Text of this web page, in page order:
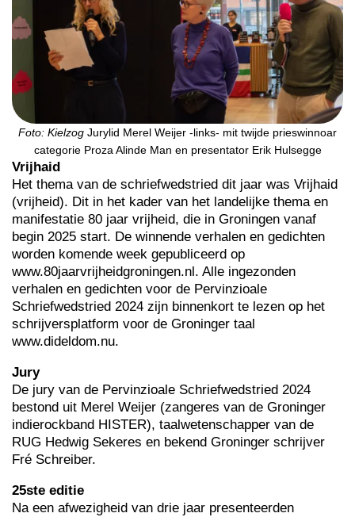
Foto: Kielzog Jurylid Merel Weijer -links- mit twijde prieswinnoar
categorie Proza Alinde Man en presentator Erik Hulsegge
Vrijhaid
Het thema van de schriefwedstried dit jaar was Vrijhaid
(vrijheid). Dit in het kader van het landelijke thema en
manifestatie 80 jaar vrijheid, die in Groningen vanaf
begin 2025 start. De winnende verhalen en gedichten
worden komende week gepubliceerd op
www.80jaarvrijheidgroningen.nl. Alle ingezonden
verhalen en gedichten voor de Pervinzioale
Schriefwedstried 2024 zijn binnenkort te lezen op het
schrijversplatform voor de Groninger taal
www.dideldom.nu.
Jury
De jury van de Pervinzioale Schriefwedstried 2024
bestond uit Merel Weijer (zangeres van de Groninger
indierockband HISTER), taalwetenschapper van de
RUG Hedwig Sekeres en bekend Groninger schrijver
Fré Schreiber.
25ste editie
Na een afwezigheid van drie jaar presenteerden